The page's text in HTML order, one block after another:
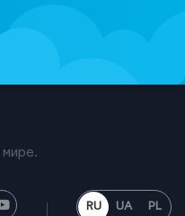
мире.
RU UA PL